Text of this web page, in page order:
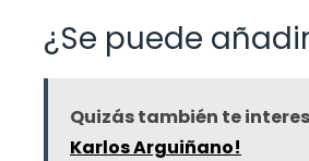
¿Se puede
Quizás también te
Karlos Arguiñano!